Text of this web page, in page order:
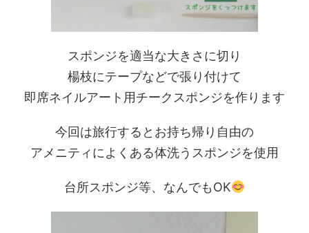
スポンジを適当な大きさに切り
楊枝にテープなどで張り付けて
即席ネイルアート用チークスポンジを作ります
今回は旅行するとお持ち帰り自由の
アメニティによくある体洗うスポンジを使用
台所スポンジ等、なんでもOK